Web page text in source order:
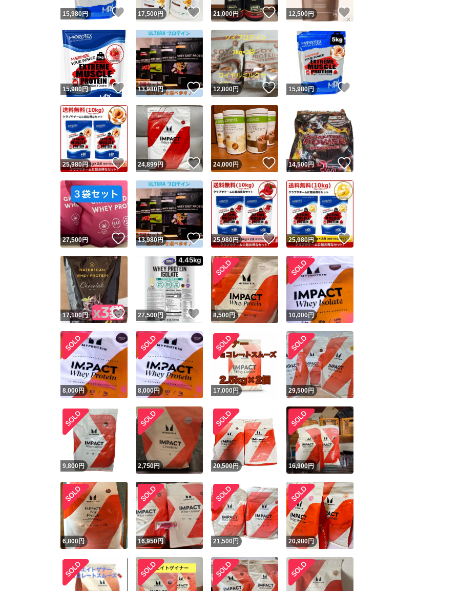
スピード発送 このユーザーは高頻度で24時間以内に発送しています
安心発送 このユーザーは設定した発送日数内に発送しています
15,980円 いいね！
17,500円 いいね！
21,000円 いいね！
12,500円
15,980 円 いいね！
13,980円 いいね！
12,800円 いいね！
15,980円
25,980円 いいね！
24,899円 いいね！
24,000円 いいね！
14,500円 いいね！
27,500円 いいね！
13,980円 いいね！
25,980円 いいね！
25,980円 いいね！
17,100円 いいね！
27,500円 いいね！
8,500円 10,000円
8,000円 8,000円 17,000円 29,500円
9,800円 2,750円 20,500円 16,900円
6,800円 16,950円 21,500 円 20,980円